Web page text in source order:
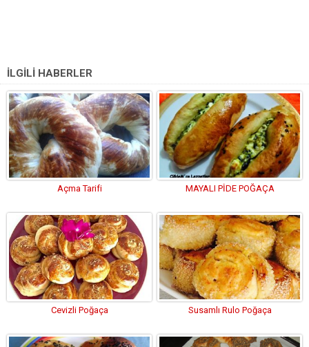
İLGİLİ HABERLER
Açma Tarifi MAYALI PİDE POĞAÇA
Cevizli Poğaça Susamlı Rulo Poğaça